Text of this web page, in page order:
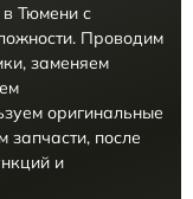
Тюмени с
Проводим
заменяем
оригинальные
запчасти, после
и